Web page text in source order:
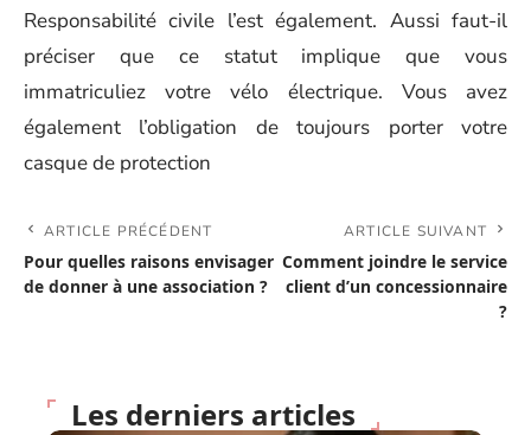
Responsabilité civile l’est également. Aussi faut-il
préciser que ce statut implique que vous
immatriculiez votre vélo électrique. Vous avez
également l’obligation de toujours porter votre
casque de protection
ARTICLE PRÉCÉDENT
Pour quelles raisons envisager
de donner à une association ?
ARTICLE SUIVANT
Comment joindre le service
client d’un concessionnaire
?
Les derniers articles